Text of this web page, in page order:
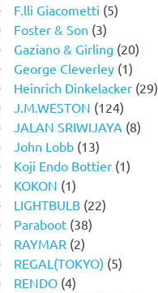
F.lli Giacometti (5)
Foster & Son (3)
Gaziano & Girling (20)
George Cleverley (1)
Heinrich Dinkelacker (29)
J.M.WESTON (124)
JALAN SRIWIJAYA (8)
John Lobb (13)
Koji Endo Bottier (1)
KOKON (1)
LIGHTBULB (22)
Paraboot (38)
RAYMAR (2)
REGAL(TOKYO) (5)
RENDO (4)